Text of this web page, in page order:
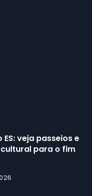
ES: veja passeios e
para o fim